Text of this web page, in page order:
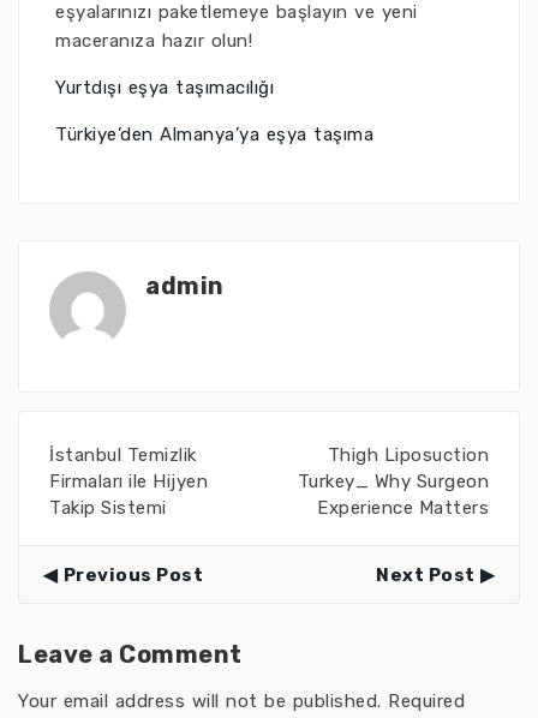
eşyalarınızı paketlemeye başlayın ve yeni
maceranıza hazır olun!
Yurtdışı eşya taşımacılığı
Türkiye’den Almanya’ya eşya taşıma
admin
İstanbul Temizlik
Firmaları ile Hijyen
Takip Sistemi
Thigh Liposuction
Turkey_ Why Surgeon
Experience Matters
Previous Post Next Post
Leave a Comment
Your email address will not be published. Required